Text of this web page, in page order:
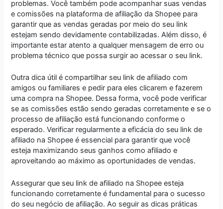
problemas. Você também pode acompanhar suas vendas
e comissões na plataforma de afiliação da Shopee para
garantir que as vendas geradas por meio do seu link
estejam sendo devidamente contabilizadas. Além disso, é
importante estar atento a qualquer mensagem de erro ou
problema técnico que possa surgir ao acessar o seu link.
Outra dica útil é compartilhar seu link de afiliado com
amigos ou familiares e pedir para eles clicarem e fazerem
uma compra na Shopee. Dessa forma, você pode verificar
se as comissões estão sendo geradas corretamente e se o
processo de afiliação está funcionando conforme o
esperado. Verificar regularmente a eficácia do seu link de
afiliado na Shopee é essencial para garantir que você
esteja maximizando seus ganhos como afiliado e
aproveitando ao máximo as oportunidades de vendas.
Assegurar que seu link de afiliado na Shopee esteja
funcionando corretamente é fundamental para o sucesso
do seu negócio de afiliação. Ao seguir as dicas práticas